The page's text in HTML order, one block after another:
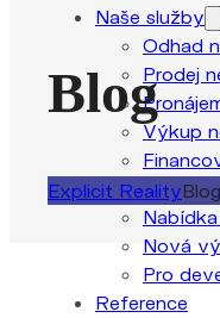
Naše služby
Odhad
Prodej
Výkup
Nemovitosti
Nová
Pro
Reference
Blog
Explicit RealityBlog